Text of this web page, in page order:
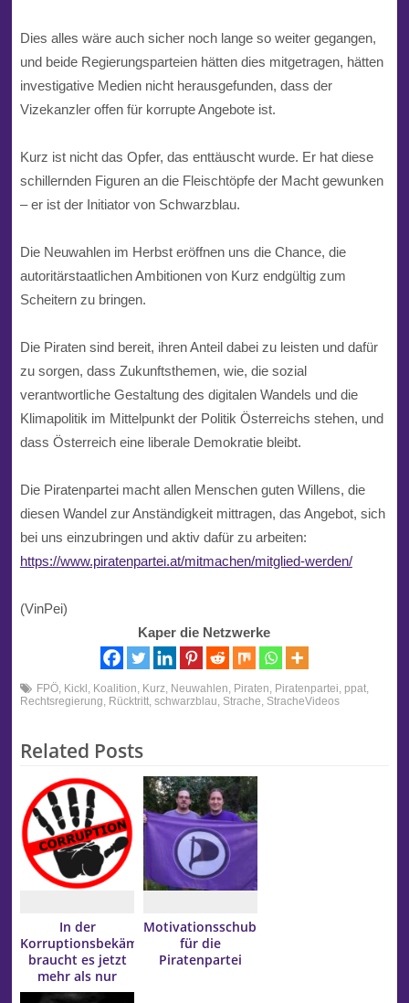
Dies alles wäre auch sicher noch lange so weiter gegangen,
und beide Regierungsparteien hätten dies mitgetragen, hätten
investigative Medien nicht herausgefunden, dass der
Vizekanzler offen für korrupte Angebote ist.
Kurz ist nicht das Opfer, das enttäuscht wurde. Er hat diese
schillernden Figuren an die Fleischtöpfe der Macht gewunken
– er ist der Initiator von Schwarzblau.
Die Neuwahlen im Herbst eröffnen uns die Chance, die
autoritärstaatlichen Ambitionen von Kurz endgültig zum
Scheitern zu bringen.
Die Piraten sind bereit, ihren Anteil dabei zu leisten und dafür
zu sorgen, dass Zukunftsthemen, wie, die sozial
verantwortliche Gestaltung des digitalen Wandels und die
Klimapolitik im Mittelpunkt der Politik Österreichs stehen, und
dass Österreich eine liberale Demokratie bleibt.
Die Piratenpartei macht allen Menschen guten Willens, die
diesen Wandel zur Anständigkeit mittragen, das Angebot, sich
bei uns einzubringen und aktiv dafür zu arbeiten:
https://www.piratenpartei.at/mitmachen/mitglied-werden/
(VinPei)
Kaper die Netzwerke
FPÖ, Kickl , Koalition, Kurz, Neuwahlen, Piraten, Piratenpartei, ppat,
Rechtsregierung, Rücktritt, schwarzblau, Strache, StracheVideos
Related Posts
In der
Korruptionsbekämpfung
braucht es jetzt
mehr als nur
Lippenbekenntnisse
Motivationsschub
für die
Piratenpartei